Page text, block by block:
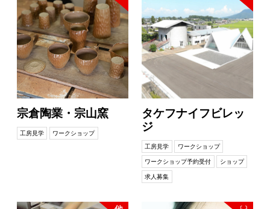
宗倉陶業・宗山窯
工房見学 ワークショップ
タケフナイフビレッ
ジ
工房見学 ワークショップ
ワークショップ予約受付 ショップ
求人募集